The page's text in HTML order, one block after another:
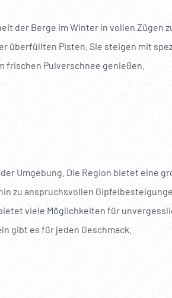
der Berge im Winter in vollen Zügen
überfüllten Pisten. Sie steigen mit
frischen Pulverschnee genießen.
Umgebung. Die Region bietet eine
zu anspruchsvollen
viele Möglichkeiten für
gibt es für jeden Geschmack.